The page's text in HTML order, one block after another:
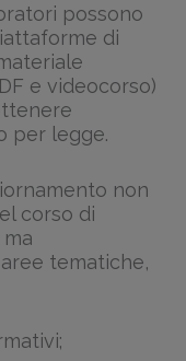
possono
di
e videocorso)
per legge.
non
corso di
tematiche,